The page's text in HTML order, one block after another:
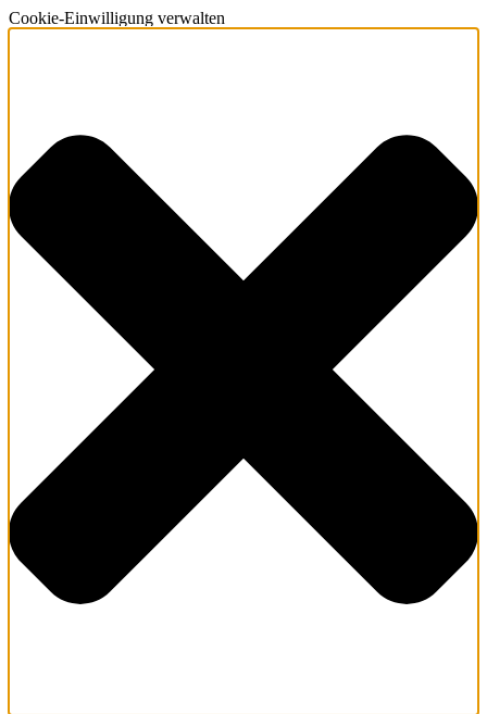
Cookie-Einwilligung verwalten